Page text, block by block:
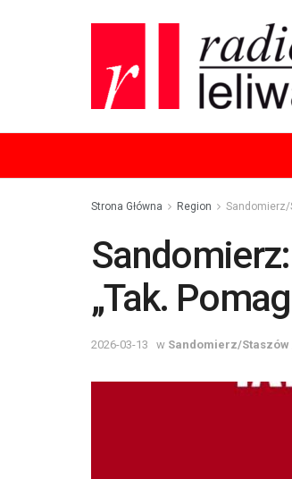
Strona Główna Region
„Tak.
2026-03-13 w Sandomierz/Staszów